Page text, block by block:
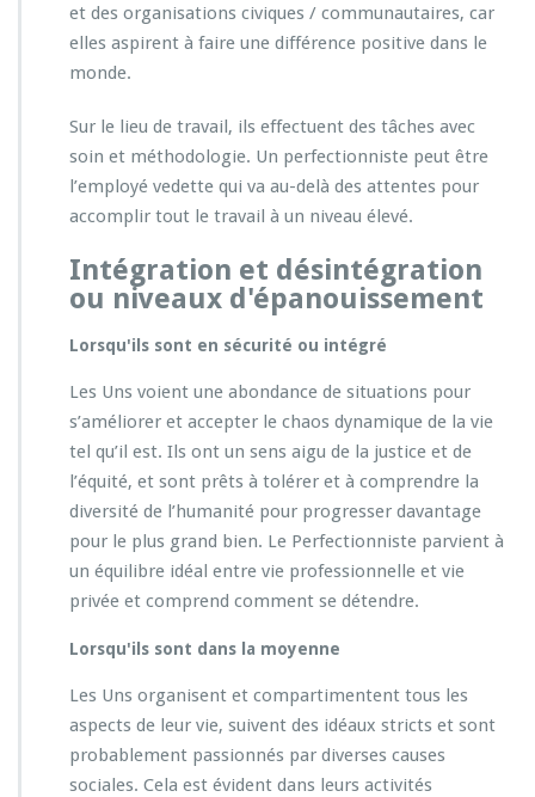
et des organisations civiques / communautaires, car
elles aspirent à faire une différence positive dans le
monde.
Sur le lieu de travail, ils effectuent des tâches avec
soin et méthodologie. Un perfectionniste peut être
l’employé vedette qui va au-delà des attentes pour
accomplir tout le travail à un niveau élevé.
Intégration et désintégration
ou niveaux d'épanouissement
Lorsqu'ils sont en sécurité ou intégré
Les Uns voient une abondance de situations pour
s’améliorer et accepter le chaos dynamique de la vie
tel qu’il est. Ils ont un sens aigu de la justice et de
l’équité, et sont prêts à tolérer et à comprendre la
diversité de l’humanité pour progresser davantage
pour le plus grand bien. Le Perfectionniste parvient à
un équilibre idéal entre vie professionnelle et vie
privée et comprend comment se détendre.
Lorsqu'ils sont dans la moyenne
Les Uns organisent et compartimentent tous les
aspects de leur vie, suivent des idéaux stricts et sont
probablement passionnés par diverses causes
sociales. Cela est évident dans leurs activités